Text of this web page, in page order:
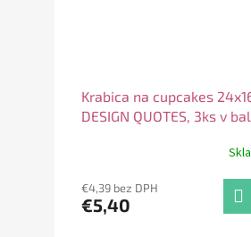
Krabica na cupcakes
DESIGN QUOTES, 3ks v
€4,39 bez DPH
€5,40